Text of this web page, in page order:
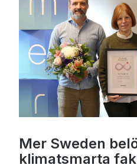
Mer Sweden
klimatsmarta